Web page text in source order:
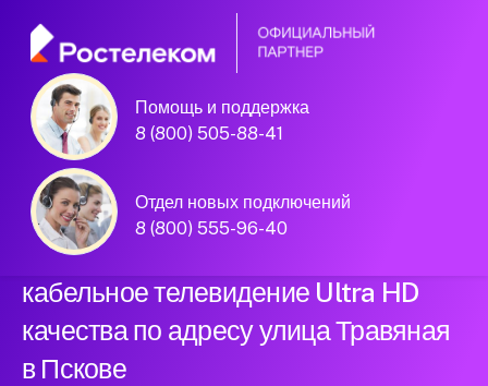
Помощь и поддержка
8 (800) 505-88-41
Отдел новых подключений
8 (800) 555-96-40
Официальный
партнер Ростелеком
Подключили новый интернет и
кабельное телевидение Ultra HD
качества по адресу улица Травяная
в Пскове